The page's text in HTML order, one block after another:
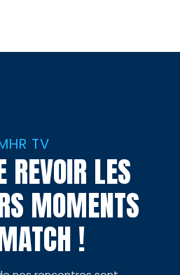
TV
REVOIR LES
MOMENTS
!